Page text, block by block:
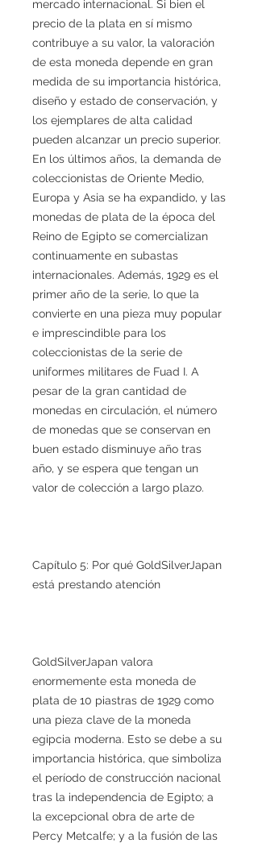
mercado internacional. Si bien el
precio de la plata en sí mismo
contribuye a su valor, la valoración
de esta moneda depende en gran
medida de su importancia histórica,
diseño y estado de conservación, y
los ejemplares de alta calidad
pueden alcanzar un precio superior.
En los últimos años, la demanda de
coleccionistas de Oriente Medio,
Europa y Asia se ha expandido, y las
monedas de plata de la época del
Reino de Egipto se comercializan
continuamente en subastas
internacionales. Además, 1929 es el
primer año de la serie, lo que la
convierte en una pieza muy popular
e imprescindible para los
coleccionistas de la serie de
uniformes militares de Fuad I. A
pesar de la gran cantidad de
monedas en circulación, el número
de monedas que se conservan en
buen estado disminuye año tras
año, y se espera que tengan un
valor de colección a largo plazo.
Capítulo 5: Por qué GoldSilverJapan
está prestando atención
GoldSilverJapan valora
enormemente esta moneda de
plata de 10 piastras de 1929 como
una pieza clave de la moneda
egipcia moderna. Esto se debe a su
importancia histórica, que simboliza
el período de construcción nacional
tras la independencia de Egipto; a
la excepcional obra de arte de
Percy Metcalfe; y a la fusión de las